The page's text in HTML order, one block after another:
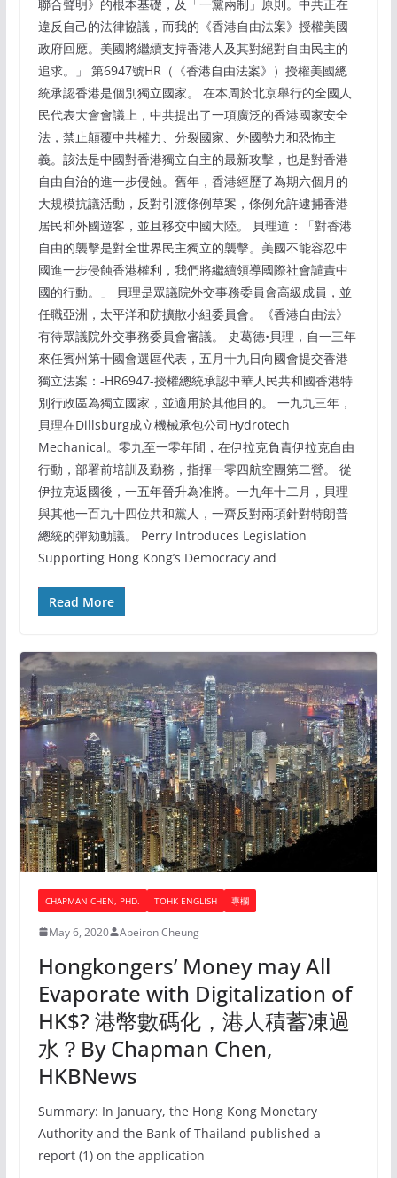
聯合聲明》的根本基礎，及「一黨兩制」原則。中共正在
違反自己的法律協議，而我的《香港自由法案》授權美國
政府回應。美國將繼續支持香港人及其對絕對自由民主的
追求。」 第6947號HR（《香港自由法案》）授權美國總
統承認香港是個別獨立國家。 在本周於北京舉行的全國人
民代表大會會議上，中共提出了一項廣泛的香港國家安全
法，禁止顛覆中共權力、分裂國家、外國勢力和恐怖主
義。該法是中國對香港獨立自主的最新攻擊，也是對香港
自由自治的進一步侵蝕。舊年，香港經歷了為期六個月的
大規模抗議活動，反對引渡條例草案，條例允許逮捕香港
居民和外國遊客，並且移交中國大陸。 貝理道：「對香港
自由的襲擊是對全世界民主獨立的襲擊。美國不能容忍中
國進一步侵蝕香港權利，我們將繼續領導國際社會譴責中
國的行動。」 貝理是眾議院外交事務委員會高級成員，並
任職亞洲，太平洋和防擴散小組委員會。《香港自由法》
有待眾議院外交事務委員會審議。 史葛德•貝理，自一三年
來任賓州第十國會選區代表，五月十九日向國會提交香港
獨立法案：-HR6947-授權總統承認中華人民共和國香港特
別行政區為獨立國家，並適用於其他目的。 一九九三年，
貝理在Dillsburg成立機械承包公司Hydrotech
Mechanical。零九至一零年間，在伊拉克負責伊拉克自由
行動，部署前培訓及勤務，指揮一零四航空團第二營。 從
伊拉克返國後，一五年晉升為准將。一九年十二月，貝理
與其他一百九十四位共和黨人，一齊反對兩項針對特朗普
總統的彈劾動議。 Perry Introduces Legislation
Supporting Hong Kong’s Democracy and
Read More
CHAPMAN CHEN, PHD. TOHK ENGLISH 專欄
May 6, 2020 Apeiron Cheung
Hongkongers’ Money may All
Evaporate with Digitalization of
HK$? 港幣數碼化，港人積蓄凍過
水？By Chapman Chen,
HKBNews
Summary: In January, the Hong Kong Monetary
Authority and the Bank of Thailand published a
report (1) on the application